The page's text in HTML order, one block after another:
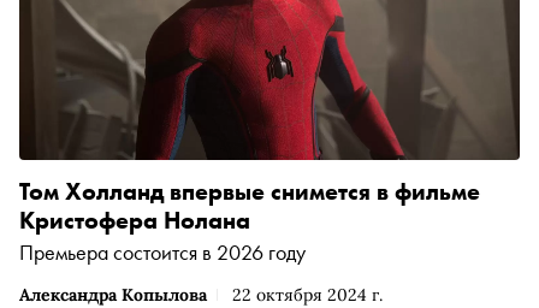
Александра Копылова 22 октября 2024 г.
Том Холланд впервые снимется в фильме
Кристофера Нолана
Премьера состоится в 2026 году